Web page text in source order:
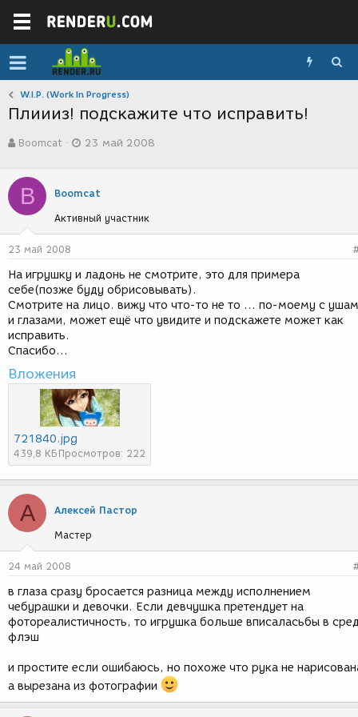
W.I.P. (Work In Progress)
Плиииз! подскажите что исправить!
в
о
р
т
е
м
ы
Boomcat
а
с
з
д
и
я
23 май 2008
B Boomcat
Активный участник
23 май 2008
На игрушку и ладонь не смотрите, это для примера
себе(позже буду обрисовывать).
Смотрите на лицо. вижу что что-то не то ... по-моему с
и глазами, может ещё что увидите и подскажете может как
исправить.
Спасибо...
Вложения
721840.jpg
439,8 КБ Просмотров: 222
А Алексей Пастор
Мастер
24 май 2008
в глаза сразу бросается разница между исполнением
чебурашки и девочки. Если девчушка претендует на
фотореалистичность, то игрушка больше вписаласьбы в
флэш
и простите если ошибаюсь, но похоже что рука не
а вырезана из фотографии